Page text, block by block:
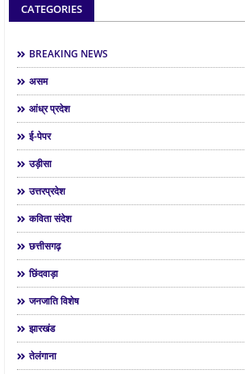
CATEGORIES
BREAKING NEWS
असम
आंध्र प्रदेश
ई-पेपर
उड़ीसा
उत्तरप्रदेश
कविता संदेश
छत्तीसगढ़
छिंदवाड़ा
जनजाति विशेष
झारखंड
तेलंगाना